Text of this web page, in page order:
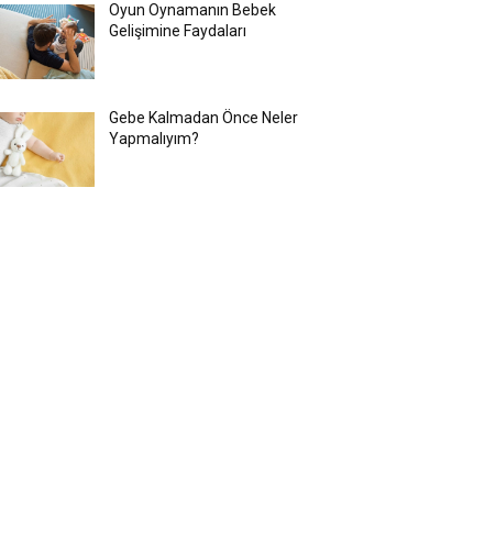
Oyun Oynamanın Bebek
Gelişimine Faydaları
Gebe Kalmadan Önce Neler
Yapmalıyım?